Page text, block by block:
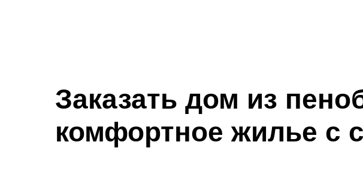
Заказать дом из
комфортное жилье с